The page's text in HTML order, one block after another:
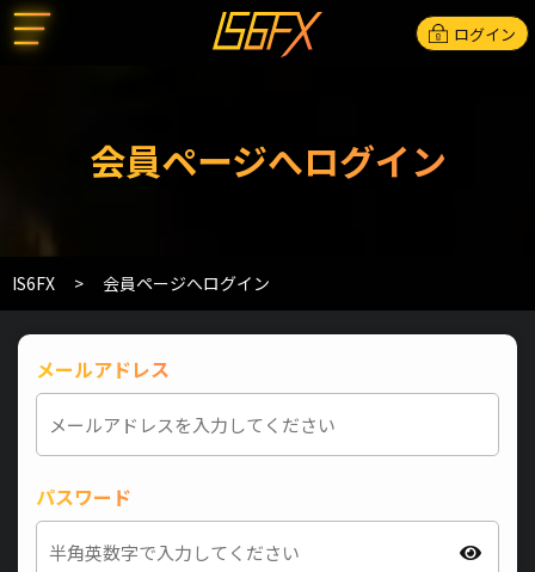
ログイン
会員ページへログイン
IS6FX 会員ページへログイン
メールアドレス
パスワード